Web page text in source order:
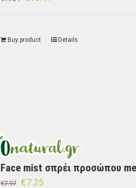
Buy product Details
Face mist σπρέι προσώπου
€7.97 €7.25